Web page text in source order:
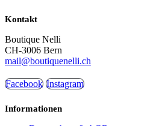
Kontakt
Boutique Nelli
CH-3006 Bern
mail@boutiquenelli.ch
Facebook Instagram
Informationen